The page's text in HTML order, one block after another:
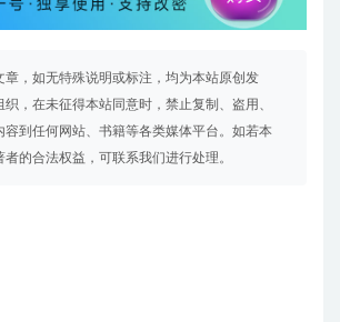
章，如无特殊说明或标注，均为本站原创发
，在未征得本站同意时，禁止复制、盗用、
容到任何网站、书籍等各类媒体平台。如若本
的合法权益，可联系我们进行处理。